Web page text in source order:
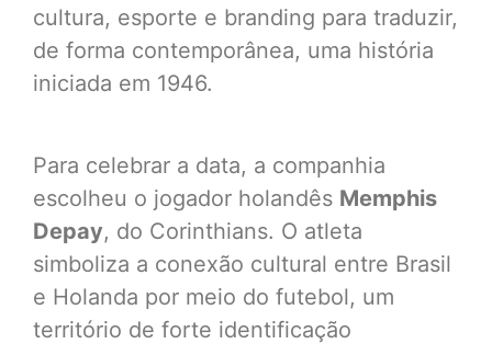
cultura, esporte e branding para traduzir,
de forma contemporânea, uma história
iniciada em 1946.
Para celebrar a data, a companhia
escolheu o jogador holandês Memphis
Depay, do Corinthians. O atleta
simboliza a conexão cultural entre Brasil
e Holanda por meio do futebol, um
território de forte identificação